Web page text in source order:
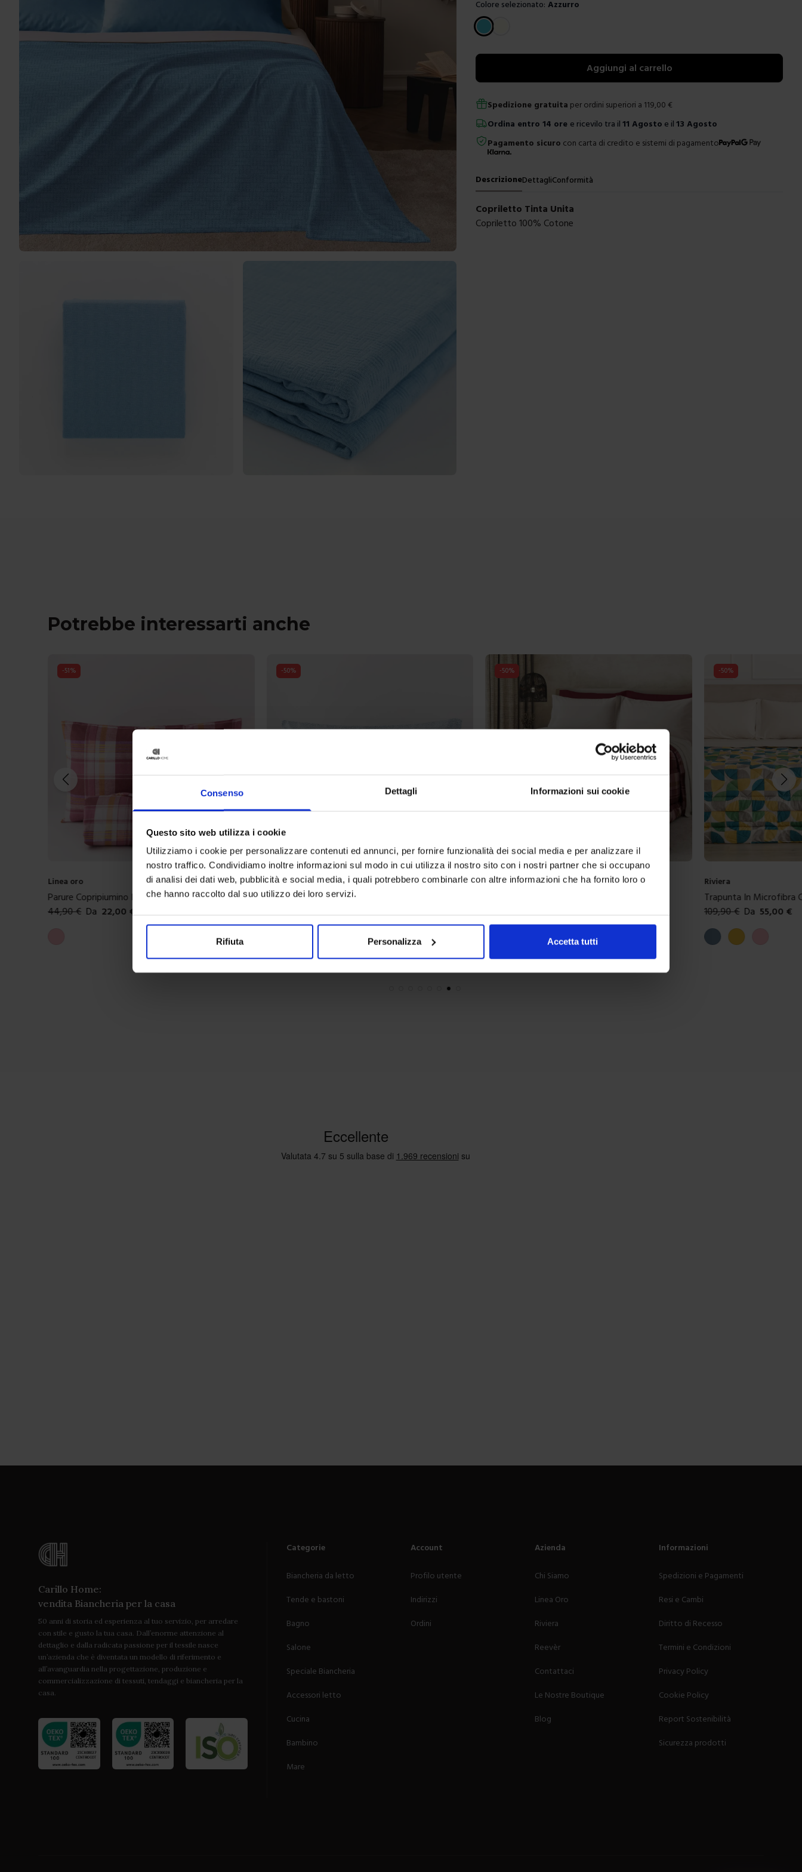
Consenso Dettagli Informazioni sui cookie
Questo sito web utilizza i cookie
Utilizziamo i cookie per personalizzare contenuti ed annunci, per fornire funzionalità dei social media e per analizzare il
nostro traffico. Condividiamo inoltre informazioni sul modo in cui utilizza il nostro sito con i nostri partner che si occupano
di analisi dei dati web, pubblicità e social media, i quali potrebbero combinarle con altre informazioni che ha fornito loro o
che hanno raccolto dal suo utilizzo dei loro servizi.
Rifiuta Personalizza Accetta tutti
Colore selezionato: Azzurro
Scegli un colore
Aggiungi al carrello
Spedizione gratuita per ordini superiori a 119,00 €
Ordina entro14 ore e ricevilo tra il11 Agosto e il 13 Agosto
Pagamento sicuro con carta di credito e sistemi di pagamento
DescrizioneDettagliConformità
Copriletto Tinta Unita
Copriletto 100% Cotone
Potrebbe interessarti anche
-51%
Linea oro
Parure Copripiumino In Cotone Milot
44,90€ Da 22,00 €
-50%
Riviera
Parure Copripiumino In Flanella Cloudette
Colori disponibili
-50%
Linea oro
Colori disponibili
-50%
Riviera
Trapunta In Microfibra
109,90€ Da 55,00 €
Colori disponibili
Carta da zucchero
Giallo
Carillo Home:
vendita Biancheria per la casa
50 anni di storia ed esperienza al tuo servizio, per arredare
con stile e gusto la tua casa. Dall’enorme attenzione al
dettaglio e dalla radicata passione per il tessile nasce
un’azienda che è diventata un modello di riferimento e
all’avanguardia nella progettazione, produzione e
commercializzazione di tessuti, tendaggi e biancheria per la
casa.
Categorie
Biancheria da letto
Tende e bastoni
Bagno
Salone
Speciale Biancheria
Accessori letto
Cucina
Bambino
Mare
Account
Profilo utente
Indirizzi
Ordini
Azienda
Chi Siamo
Linea Oro
Riviera
Reevèr
Contattaci
Le Nostre Boutique
Blog
Informazioni
Spedizioni e Pagamenti
Resi e Cambi
Diritto di Recesso
Termini e Condizioni
Privacy Policy
Cookie Policy
Report Sostenibilità
Sicurezza prodotti